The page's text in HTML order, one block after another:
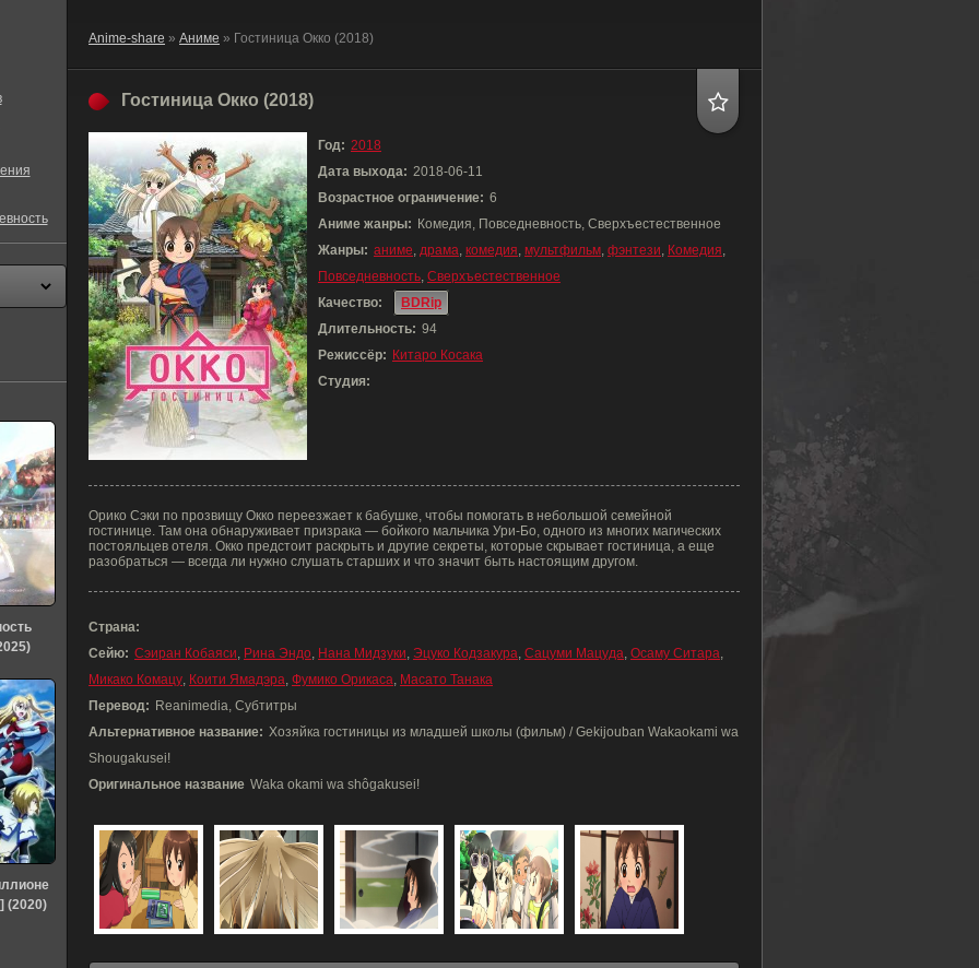
Anime-share » Аниме » Гостиница Окко (2018)
Гостиница Окко (2018)
Год: 2018
Дата выхода: 2018-06-11
Возрастное ограничение: 6
Аниме жанры: Комедия, Повседневность, Сверхъестественное
Жанры: аниме, драма, комедия, мультфильм, фэнтези, Комедия,
Повседневность, Сверхъестественное
Качество:
BDRip
Длительность: 94
Режиссёр: Китаро Косака
Студия:
Орико Сэки по прозвищу Окко переезжает к бабушке, чтобы помогать в небольшой семейной
гостинице. Там она обнаруживает призрака — бойкого мальчика Ури-Бо, одного из многих магических
постояльцев отеля. Окко предстоит раскрыть и другие секреты, которые скрывает гостиница, а еще
разобраться — всегда ли нужно слушать старших и что значит быть настоящим другом.
Страна:
Сейю: Сэиран Кобаяси, Рина Эндо, Нана Мидзуки, Эцуко Кодзакура, Сацуми Мацуда, Осаму Ситара,
Микако Комацу, Коити Ямадэра, Фумико Орикаса, Масато Танака
Перевод: Reanimedia, Субтитры
Альтернативное название: Хозяйка гостиницы из младшей школы (фильм) / Gekijouban Wakaokami wa
Shougakusei!
Оригинальное название Waka okami wa shôgakusei!
(2020)